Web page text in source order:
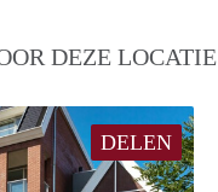
DEZE LOCATIE
DELEN